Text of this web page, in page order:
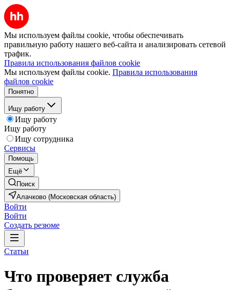
Мы используем файлы cookie, чтобы обеспечивать
правильную работу нашего веб-сайта и анализировать сетевой
трафик.
Правила использования файлов cookie
Мы используем файлы cookie. Правила использования
файлов cookie
Понятно
Ищу работу
Ищу работу
Ищу работу
Ищу сотрудника
Сервисы
Помощь
Ещё
Поиск
Алачково (Московская область)
Войти
Войти
Создать резюме
Статьи
Что проверяет служба